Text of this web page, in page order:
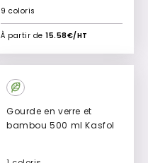
À partir de 15.58€/HT
9 coloris
Gourde en verre et
bambou 500 ml Kasfol